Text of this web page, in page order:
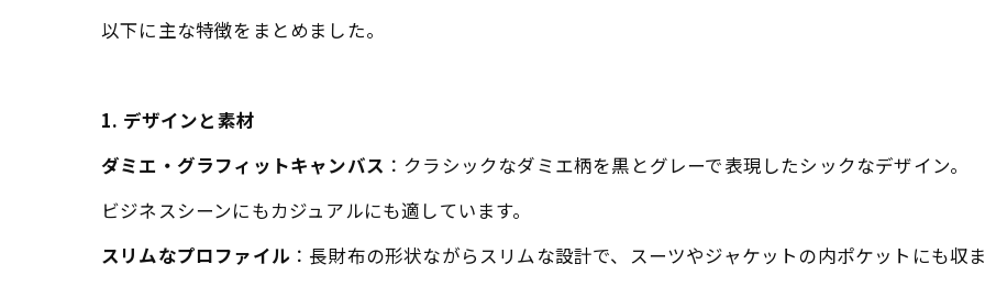
以下に主な特徴をまとめました。
1. デザインと素材
ダミエ・グラフィットキャンバス ：クラシックなダミエ柄を黒とグレーで表現したシックなデザイン。
ビジネスシーンにもカジュアルにも適しています。
スリムなプロファイル ：長財布の形状ながらスリムな設計で、スーツやジャケットの内ポケットにも収